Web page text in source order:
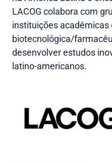
LACOG colabora com
instituições acadêmicas
biotecnológica/
desenvolver estudos
latino-americanos.